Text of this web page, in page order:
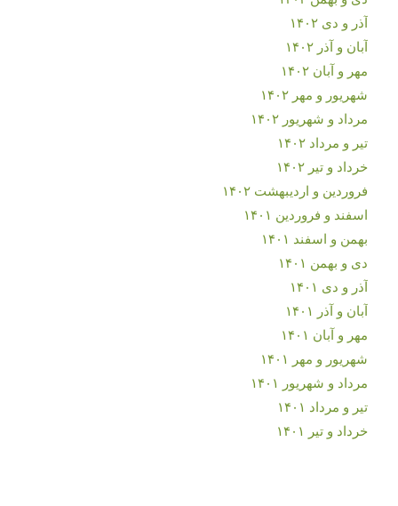
آذر و دی ۱۴۰۲
آبان و آذر ۱۴۰۲
مهر و آبان ۱۴۰۲
شهریور و مهر ۱۴۰۲
مرداد و شهریور ۱۴۰۲
تیر و مرداد ۱۴۰۲
خرداد و تیر ۱۴۰۲
فروردین و اردیبهشت ۱۴۰۲
اسفند و فروردین ۱۴۰۱
بهمن و اسفند ۱۴۰۱
دی و بهمن ۱۴۰۱
آذر و دی ۱۴۰۱
آبان و آذر ۱۴۰۱
مهر و آبان ۱۴۰۱
شهریور و مهر ۱۴۰۱
مرداد و شهریور ۱۴۰۱
تیر و مرداد ۱۴۰۱
خرداد و تیر ۱۴۰۱